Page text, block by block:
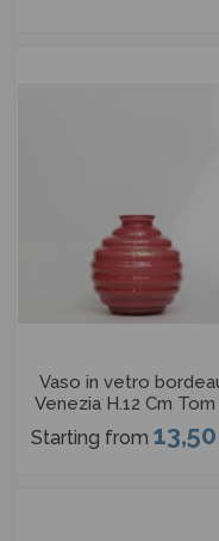
Vaso in vetro
Venezia H.12 Cm Tom
Starting from